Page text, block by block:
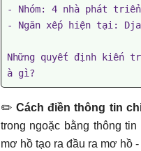
- Nhóm: 4 nhà phát
- Ngăn xếp hiện tại:
Những quyết định kiến
à gì?
✏️ Cách điền thông tin
trong ngoặc bằng thông
mơ hồ tạo ra đầu ra mơ hồ